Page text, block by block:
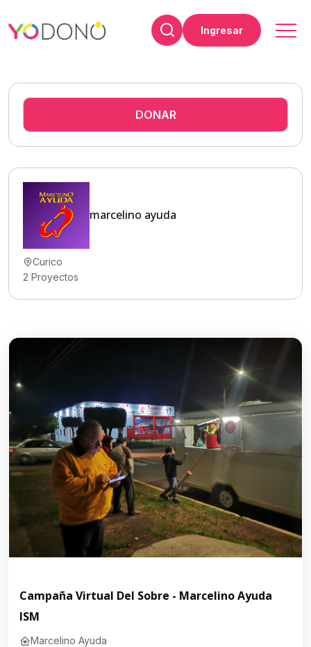
Ingresar
DONAR
marcelino ayuda
Curico
2 Proyectos
Campaña Virtual Del Sobre - Marcelino Ayuda
ISM
Marcelino Ayuda